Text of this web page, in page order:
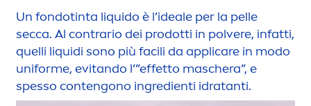
Un fondotinta liquido è l’ideale per la pelle
secca. Al contrario dei prodotti in polvere, infatti,
quelli liquidi sono più facili da applicare in modo
uniforme, evitando l’”effetto maschera”, e
spesso contengono ingredienti idratanti.